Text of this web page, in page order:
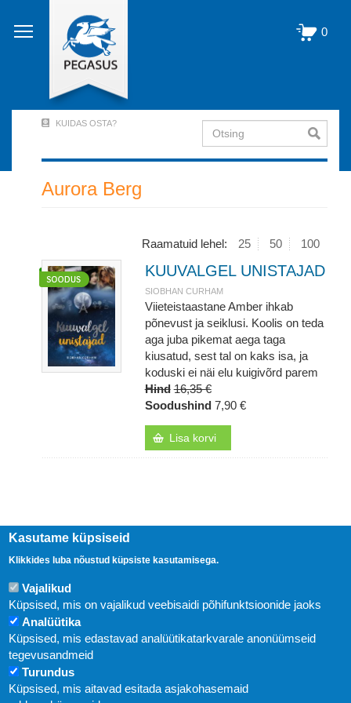
edasi
põhisisu
0
Account
Menu
KUIDAS OSTA? Otsing
Aurora Berg
Raamatuid lehel: 25 50 100
KUUVALGEL UNISTAJAD
SIOBHAN CURHAM
Viieteistaastane Amber ihkab
põnevust ja seiklusi. Koolis on teda
aga juba pikemat aega taga
kiusatud, sest tal on kaks isa, ja
koduski ei näi elu kuigivõrd parem
Hind 16,35 €
Soodushind 7,90 €
Lisa korvi
Uudised
Kasutame küpsiseid
Klikkides luba nõustud küpsiste kasutamisega.
Vajalikud
Küpsised, mis on vajalikud veebisaidi põhifunktsioonide jaoks
Analüütika
Küpsised, mis edastavad analüütikatarkvarale anonüümseid
tegevusandmeid
Turundus
Küpsised, mis aitavad esitada asjakohasemaid